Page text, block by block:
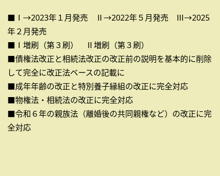
■Ⅰ→2023年１月発売 Ⅱ→2022年５月発売 Ⅲ→2025
年２月発売
■Ⅰ増刷（第３刷） Ⅱ増刷（第３刷）
■債権法改正と相続法改正の改正前の説明を基本的に削除
して完全に改正法ベースの記載に
■成年年齢の改正と特別養子縁組の改正に完全対応
■物権法・相続法の改正に完全対応
■令和６年の親族法（離婚後の共同親権など）の改正に完
全対応